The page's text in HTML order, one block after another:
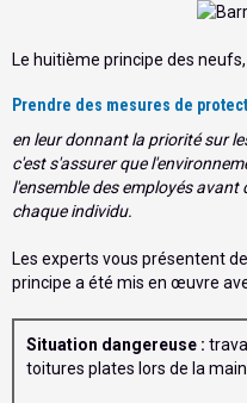
Le huitième principe des neufs,
Prendre des mesures de
en leur donnant la priorité sur
c'est s'assurer que
l'ensemble des employés
chaque individu.
Les experts vous présentent
principe a été mis en œuvre
Situation dangereuse :
toitures plates lors de la